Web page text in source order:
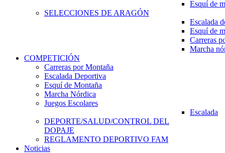
Esquí de
SELECCIONES DE ARAGÓN
Escalada
Esquí de
Carreras
Marcha
COMPETICIÓN
Carreras por Montaña
Escalada Deportiva
Esquí de Montaña
Marcha Nórdica
Juegos Escolares
Escalada
DEPORTE/SALUD/CONTROL DEL
DOPAJE
REGLAMENTO DEPORTIVO FAM
Noticias